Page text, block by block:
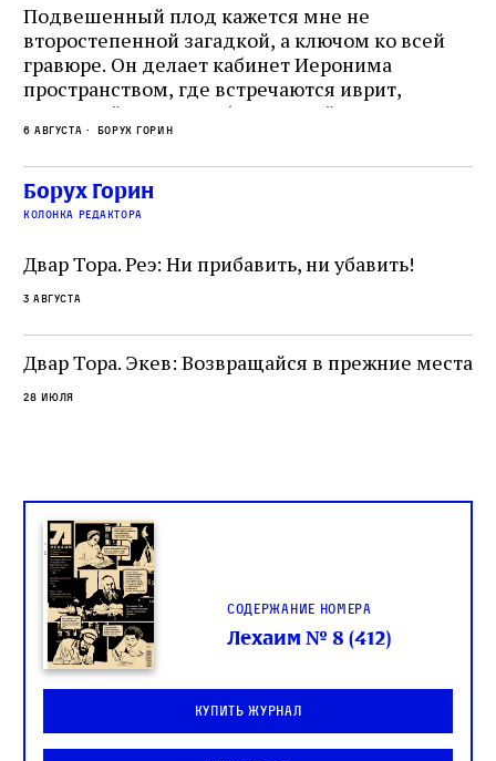
Подвешенный плод кажется мне не
второстепенной загадкой, а ключом ко всей
гравюре. Он делает кабинет Иеронима
пространством, где встречаются иврит,
греческий и латынь; буквальный смысл и
церковная традиция; филологическая
точность и понятность; переводчик,
убеждённый в необходимости исправления, и
читатель, воспринимающий исправление как
не просто покровитель переводчиков,
окружённый книгами. Перед нами человек,
одно решение которого вызвало возмущение
целой общины и стало частью многовекового
спора о том, кому принадлежит последнее
слово в переводе Библии
6 августа Борух Горин
Борух Горин
колонка редактора
Двар Тора. Реэ: Ни прибавить, ни убавить!
3 августа
Двар Тора. Экев: Возвращайся в прежние места
28 июля
Содержание номера
Лехаим № 8 (412)
Купить журнал